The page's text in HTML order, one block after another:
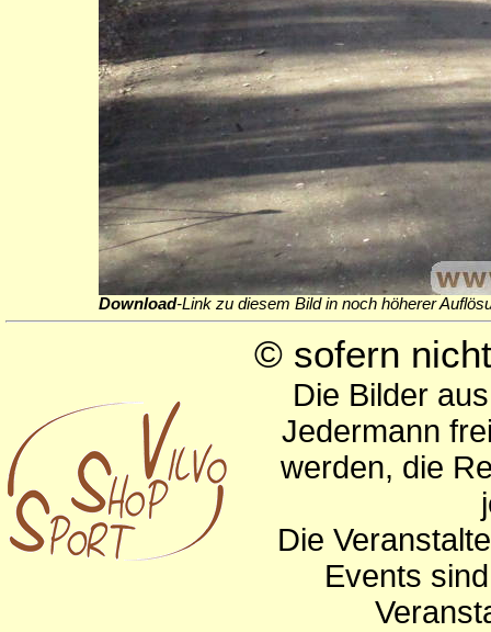
Download-Link zu diesem Bild in noch höherer
© sofern
Die Bilder
Jedermann
werden, die
Die
Events